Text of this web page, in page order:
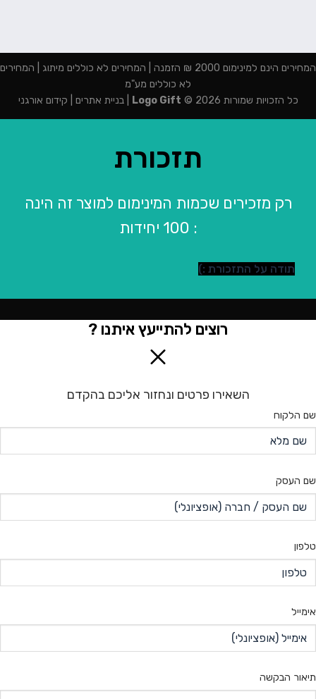
המחירים הינם למינימום 2000 ₪ הזמנה | המחירים לא כוללים מיתוג | המחירים
לא כוללים מע"מ
כל הזכויות שמורות 2026 ©
Logo Gift
|בניית אתרים קידום אורגני
תזכורת
רק מזכירים שכמות המינימום למוצר זה הינה
: 100 יחידות
תודה על התזכורת :)
רוצים להתייעץ איתנו ?
השאירו פרטים ונחזור אליכם בהקדם
שם הלקוח
שם העסק
טלפון
אימייל
תיאור הבקשה